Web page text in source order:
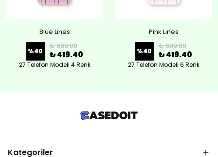
Blue Lines
%40
₺ 699.00
₺ 419.40
27 Telefon Modeli 4 Renk
Pink Lines
%40
₺ 699.00
₺ 419.40
27 Telefon Modeli 6 Renk
Kategoriler